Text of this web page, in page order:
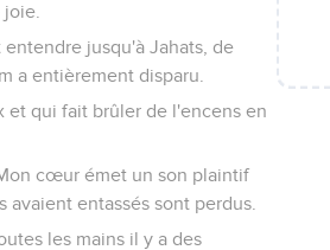
jusqu'à Jahats, de
a entièrement disparu.
et qui fait brûler de l'encens en
cœur émet un son plaintif
entassés sont perdus.
les mains il y a des